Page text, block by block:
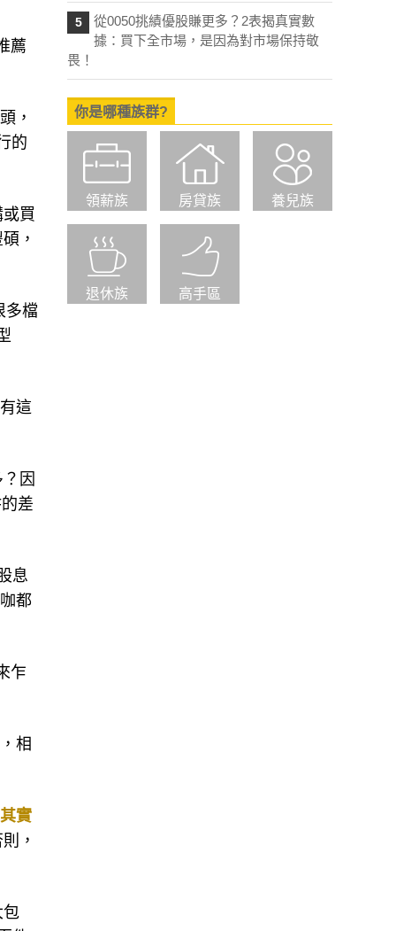
薦
，
的
買
，
多檔
這
因
差
息
都
乍
相
實
，
包
5
從0050挑績優股賺更多？2表揭真實數
據：買下全市場，是因為對市場保持敬
畏！
你是哪種族群?
領薪族 房貸族 養兒族
退休族 高手區